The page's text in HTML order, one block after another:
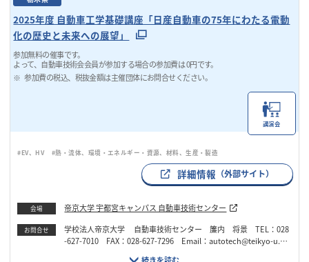
2025年度 自動車工学基礎講座「日産自動車の75年にわたる電動
化の歴史と未来への展望」
参加無料の催事です。
よって、自動車技術会会員が参加する場合の参加費は 0円です。
参加費の税込、税抜金額は主催団体にお問合せください。
講演会
#EV、HV #熱・流体、環境・エネルギー・資源、材料、生産・製造
詳細情報 （外部サイト）
会場 帝京大学 宇都宮キャンパス 自動車技術センター
お問合せ
学校法人帝京大学 自動車技術センター 簾内 将景 TEL：028
-627-7010 FAX：028-627-7296 Email：autotech@teikyo-u.ac.